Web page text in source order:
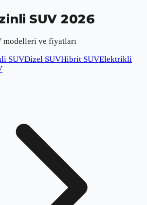
SUV 2026
modelleri ve fiyatları
SUVDizel SUVHibrit SUVElektrikli